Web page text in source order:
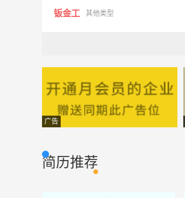
钣金工 其他类型
跟单员 市场营销
钢材店折板剪板师傅 其他类型
营销策划 其他类型
广告
简历推荐